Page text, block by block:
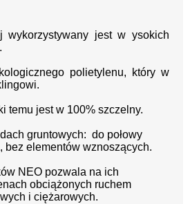
wykorzystywany jest w ysokich
kologicznego polietylenu, który w
temu jest w 100% szczelny.
gruntowych: do połowy
bez elementów wznoszących.
NEO pozwala na ich
obciążonych ruchem
i ciężarowych.